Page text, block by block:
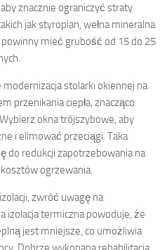
znacznie ograniczyć straty
jak styropian, wełna mineralna
mieć grubość od 15 do 25
modernizacja stolarki okiennej na
przenikania ciepła, znacząco
okna trójszybowe, aby
i elimować przeciągi. Taka
do redukcji zapotrzebowania na
ogrzewania.
zwróć uwagę na
izolacja termiczna powoduje, że
jest mniejsze, co umożliwia